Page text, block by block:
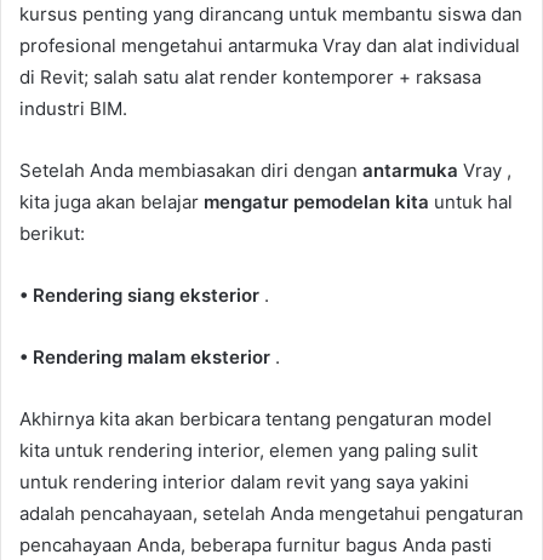
kursus penting yang dirancang untuk membantu siswa dan
profesional mengetahui antarmuka Vray dan alat individual
di Revit; salah satu alat render kontemporer + raksasa
industri BIM.
Setelah Anda membiasakan diri dengan antarmuka Vray ,
kita juga akan belajar mengatur pemodelan kita untuk hal
berikut:
• Rendering siang eksterior .
• Rendering malam eksterior .
Akhirnya kita akan berbicara tentang pengaturan model
kita untuk rendering interior, elemen yang paling sulit
untuk rendering interior dalam revit yang saya yakini
adalah pencahayaan, setelah Anda mengetahui pengaturan
pencahayaan Anda, beberapa furnitur bagus Anda pasti